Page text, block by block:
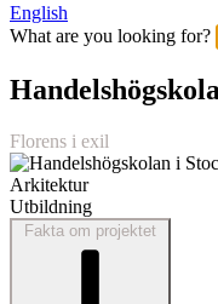
English
What are you looking for?
Florens i exil
Arkitektur
Utbildning
Fakta om projektet